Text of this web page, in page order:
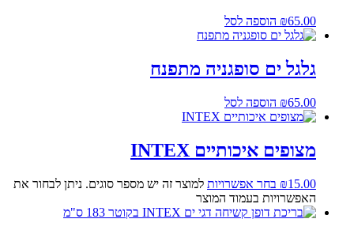
₪65.00 הוספה לסל
גלגל ים סופגניה מתפנח
₪65.00 הוספה לסל
מצופים איכותיים INTEX
₪15.00 בחר אפשרויות למוצר זה יש מספר סוגים. ניתן לבחור את
האפשרויות בעמוד המוצר